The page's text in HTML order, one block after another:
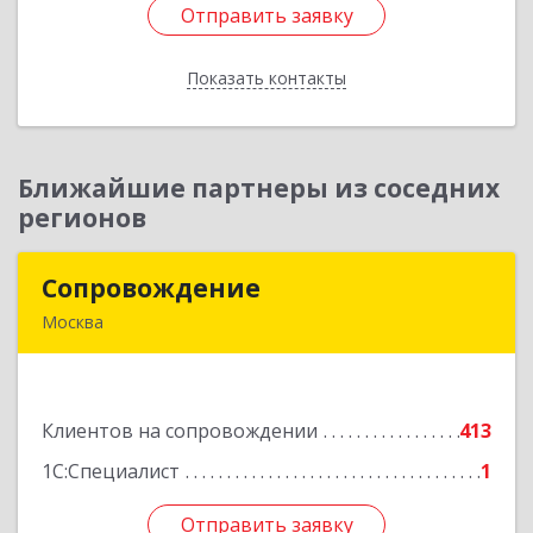
Отправить заявку
Показать контакты
Отправить заявку
Назад
Ближайшие партнеры из соседних
регионов
Сопровождение
Москва
Клиентов на сопровождении
413
1С:Специалист
1
Отправить заявку
Подробнее
Отправить заявку